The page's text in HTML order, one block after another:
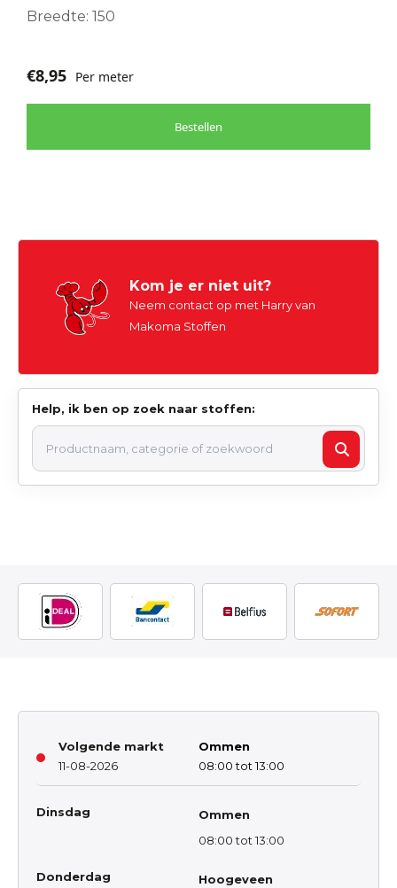
Breedte: 150
€8,95 Per meter
Bestellen
Kom je er niet uit?
Neem contact op met Harry van
Makoma Stoffen
Help, ik ben op zoek naar stoffen:
Volgende markt
11-08-2026
Ommen
08:00 tot 13:00
Dinsdag
Ommen
08:00 tot 13:00
Donderdag
Hoogeveen